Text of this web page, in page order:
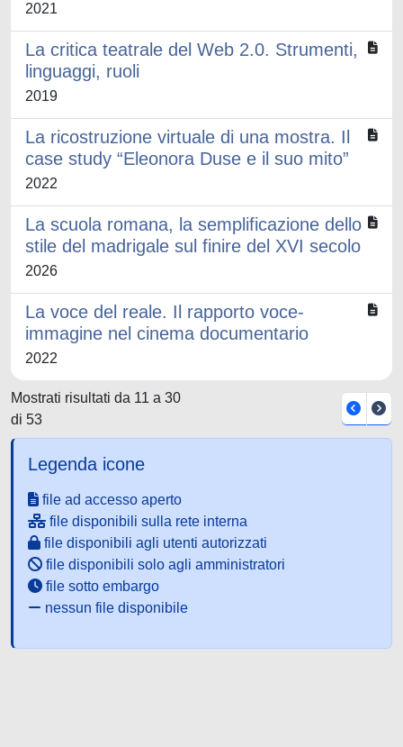
2021
La critica teatrale del Web 2.0. Strumenti,
linguaggi, ruoli
2019
La ricostruzione virtuale di una mostra. Il
case study “Eleonora Duse e il suo mito”
2022
La scuola romana, la semplificazione dello
stile del madrigale sul finire del XVI secolo
2026
La voce del reale. Il rapporto voce-
immagine nel cinema documentario
2022
Mostrati risultati da 11 a 30
di 53
Legenda icone
file ad accesso aperto
file disponibili sulla rete interna
file disponibili agli utenti autorizzati
file disponibili solo agli amministratori
file sotto embargo
nessun file disponibile